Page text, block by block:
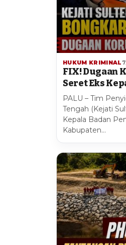
HUKUM KRIMINAL
FIX! Dugaan
Seret Eks
PALU – Tim
Tengah (Kejati
Kepala Badan
Kabupaten…